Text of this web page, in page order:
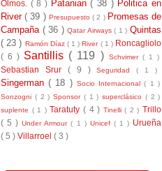
Olmos. ( 8 ) Patanian( 38 ) Politica en
River( 39 ) Presupuesto( 2 ) Promesas de
Campaña ( 36 )Qatar Airways( 1 )Quintas
( 23 ) Ramón Díaz ( 1 )River ( 1 ) Roncagliolo
( 6 ) Santillis ( 119 ) Schvimer ( 1 )
Sebastian Srur ( 9 )Seguridad( 1 )
Singerman( 18 ) Socio Internacional( 1 )
Sonzogni ( 2 ) Sponsor ( 1 ) superclásico ( 2 )
suplente ( 1 ) Taratuty ( 4 ) Tinelli( 2 ) Trillo
( 5 )Under Armour( 1 ) Unicef ( 1 ) Urueña
( 5 ) Villarroel ( 3 )